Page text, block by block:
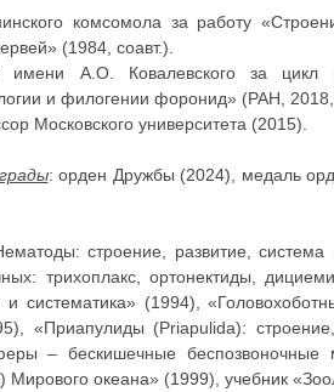
комсомола за работу
(1984, соавт.).
имени А.О. Ковалевского за цикл
и филогении форонид» (РАН, 2018,
Московского университета (2015).
: орден Дружбы (2024), медаль
строение, развитие,
трихоплакс, ортонектиды,
и систематика» (1994),
«Приапулиды (Priapulida):
– бескишечные беспозвоночные
Мирового океана» (1999), учебник